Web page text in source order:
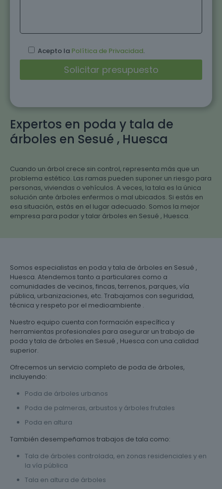
Expertos en poda y tala de
árboles en Sesué , Huesca
Cuando un árbol crece sin control, representa más que un
problema estético. Las ramas pueden suponer un riesgo para
personas, viviendas o vehículos. A veces, la tala es la única
solución ante árboles enfermos o mal ubicados. Si estás en
esa situación, estás en el lugar adecuado. Somos la mejor
empresa para podar y talar árboles en Sesué , Huesca.
Acepto la Política de Privacidad.
Somos especialistas en poda y tala de árboles en Sesué ,
Huesca. Atendemos tanto a particulares como a
comunidades de vecinos, fincas, terrenos, parques, vía
pública, urbanizaciones, etc. Trabajamos con seguridad,
técnica y respeto por el medioambiente .
Nuestro equipo cuenta con formación específica y
herramientas profesionales para asegurar un trabajo de
poda y tala de árboles en Sesué , Huesca con una calidad
superior.
Ofrecemos un servicio completo de poda de árboles,
incluyendo:
Poda de árboles urbanos
Poda de palmeras, arbustos y árboles frutales
Poda en altura
También desempeñamos trabajos de tala como:
Tala de árboles controlada, en zonas residenciales y en
la vía pública
Tala en altura de árboles